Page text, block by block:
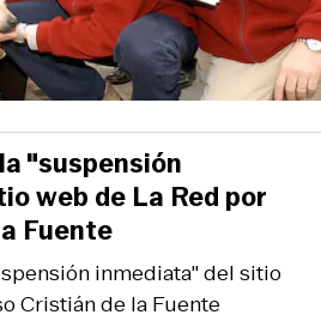
inmediata" del sitio
Cristián de la Fuente
"suspensión
web de La Red por
Fuente